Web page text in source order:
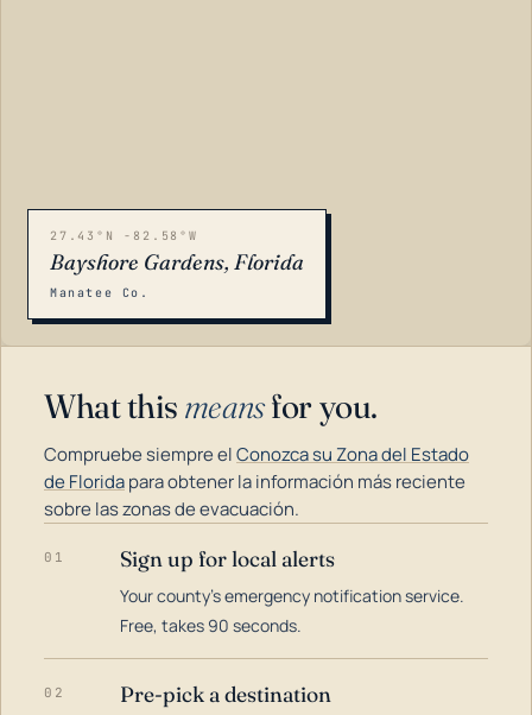
27.43°N -82.58°W
Bayshore Gardens, Florida
Manatee Co.
What this meansfor you.
Compruebe siempre elConozca su Zona del Estado
de Floridapara obtener la información más reciente
sobre las zonas de evacuación.
01 Sign up for local alerts
Your county's emergency notification service.
Free, takes 90 seconds.
02 Pre-pick a destination